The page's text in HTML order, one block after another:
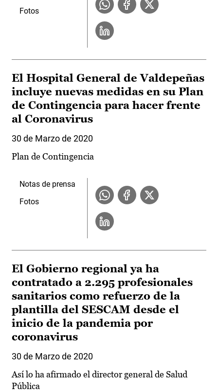
Fotos
El Hospital General de Valdepeñas
incluye nuevas medidas en su Plan
de Contingencia para hacer frente
al Coronavirus
30 de Marzo de 2020
Plan de Contingencia
Notas de prensa
Fotos
El Gobierno regional ya ha
contratado a 2.295 profesionales
sanitarios como refuerzo de la
plantilla del SESCAM desde el
inicio de la pandemia por
coronavirus
30 de Marzo de 2020
Así lo ha afirmado el director general de Salud
Pública